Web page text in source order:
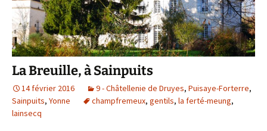
La Breuille, à Sainpuits
14 février 2016 9 - Châtellenie de Druyes, Puisaye-Forterre,
Sainpuits, Yonne champfremeux, gentils, la ferté-meung,
lainsecq